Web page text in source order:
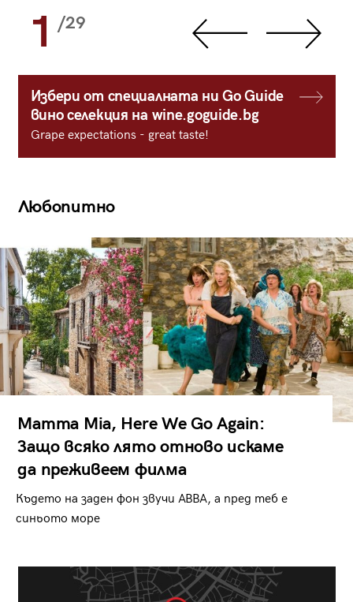
1 /29
Избери от специалната ни Go Guide
вино селекция на wine.goguide.bg
Grape expectations - great taste!
Любопитно
Mamma Mia, Here We Go Again:
Защо всяко лято отново искаме
да преживеем филма
Където на заден фон звучи ABBA, а пред теб е
синьото море